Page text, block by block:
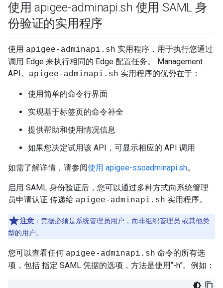
使用 apigee-adminapi.sh 使用 SAML 身
份验证的实用程序
使用 apigee-adminapi.sh 实用程序，用于执行您通过
调用 Edge 来执行相同的 Edge 配置任务。 Management
API。 apigee-adminapi.sh 实用程序的优势在于：
使用简单的命令行界面
实现基于标签页的命令补全
提供帮助和使用情况信息
如果您决定试用该 API，可显示相应的 API 调用
如需了解详情，请参阅使用 apigee-ssoadminapi.sh。
启用 SAML 身份验证后，您可以通过多种方式向系统管理
员申请认证 传递给 apigee-adminapi.sh 实用程序。
注意 ：凭据必须是系统管理员用户，而非组织管理员 或其他类
型的用户。
您可以查看任何 apigee-adminapi.sh 命令的所有选
项，包括 指定 SAML 凭据的选项，方法是使用“-h”。例如：